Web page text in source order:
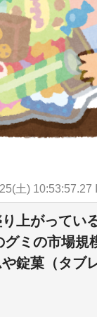
土) 10:53:57.27
上がってい
ミの市場
錠菓（タブ